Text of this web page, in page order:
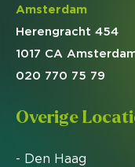
Amsterdam
Herengracht 454
1017 CA
020 770 75 79
Overige
- Den Haag